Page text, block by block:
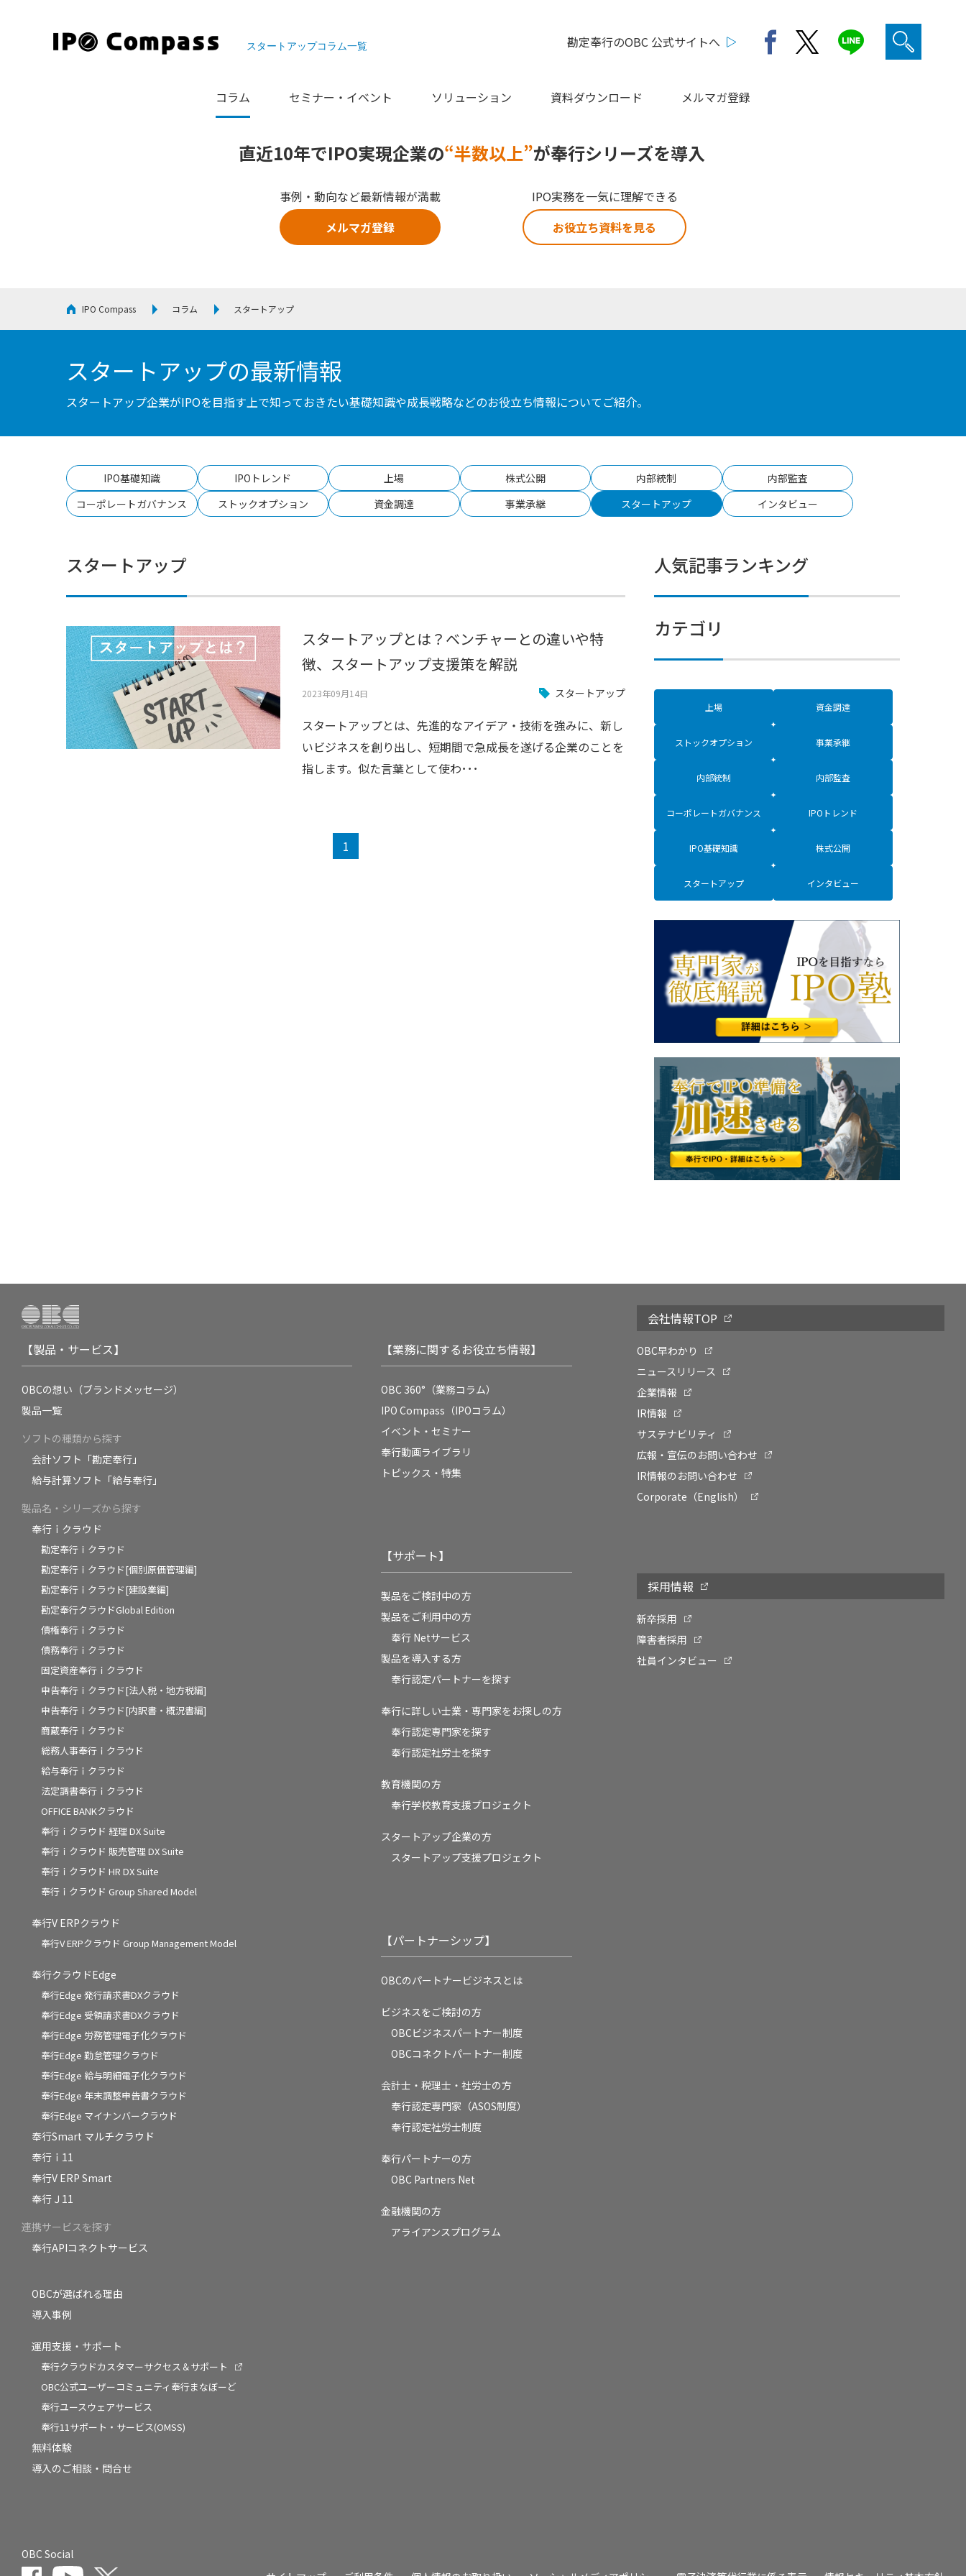
スタートアップコラム一覧 勘定奉行のOBC 公式サイトへ
コラム セミナー・イベント ソリューション 資料ダウンロード メルマガ登録
直近10年でIPO実現企業の“半数以上”が奉行シリーズを導入
事例・動向など最新情報が満載
メルマガ登録
IPO実務を一気に理解できる
お役立ち資料を見る
IPO Compass コラム スタートアップ
スタートアップの最新情報
スタートアップ企業がIPOを目指す上で知っておきたい基礎知識や成長戦略などのお役立ち情報についてご紹介。
IPO基礎知識 IPOトレンド 上場 株式公開 内部統制
内部監査
コーポレートガバナンス
ストックオプション 資金調達 事業承継 スタートアップ インタビュー
スタートアップ
スタートアップとは？ベンチャーとの違いや特
徴、スタートアップ支援策を解説
2023年09月14日 スタートアップ
スタートアップとは、先進的なアイデア・技術を強みに、新し
いビジネスを創り出し、短期間で急成長を遂げる企業のことを
指します。似た言葉として使わ･･･
1
人気記事ランキング
カテゴリ
上場 資金調達
ストックオプション 事業承継
内部統制 内部監査
コーポレートガバナンス IPOトレンド
IPO基礎知識 株式公開
スタートアップ インタビュー
【製品・サービス】
OBCの想い（ブランドメッセージ）
製品一覧
ソフトの種類から探す
会計ソフト「勘定奉行」
給与計算ソフト「給与奉行」
製品名・シリーズから探す
奉行ｉクラウド
勘定奉行ｉクラウド
勘定奉行ｉクラウド[個別原価管理編]
勘定奉行ｉクラウド[建設業編]
勘定奉行クラウドGlobal Edition
債権奉行ｉクラウド
債務奉行ｉクラウド
固定資産奉行ｉクラウド
申告奉行ｉクラウド[法人税・地方税編]
申告奉行ｉクラウド[内訳書・概況書編]
商蔵奉行ｉクラウド
総務人事奉行ｉクラウド
給与奉行ｉクラウド
法定調書奉行ｉクラウド
OFFICE BANKクラウド
奉行ｉクラウド 経理 DX Suite
奉行ｉクラウド 販売管理 DX Suite
奉行ｉクラウド HR DX Suite
奉行ｉクラウド Group Shared Model
奉行V ERPクラウド
奉行V ERPクラウド Group Management Model
奉行クラウドEdge
奉行Edge 発行請求書DXクラウド
奉行Edge 受領請求書DXクラウド
奉行Edge 労務管理電子化クラウド
奉行Edge 勤怠管理クラウド
奉行Edge 給与明細電子化クラウド
奉行Edge 年末調整申告書クラウド
奉行Edge マイナンバークラウド
奉行Smart マルチクラウド
奉行ｉ11
奉行V ERP Smart
奉行Ｊ11
連携サービスを探す
奉行APIコネクトサービス
OBCが選ばれる理由
導入事例
運用支援・サポート
奉行クラウドカスタマーサクセス＆サポート
OBC公式ユーザーコミュニティ奉行まなぼーど
奉行ユースウェアサービス
奉行11サポート・サービス(OMSS)
無料体験
導入のご相談・問合せ
【業務に関するお役立ち情報】
OBC 360°（業務コラム）
IPO Compass（IPOコラム）
イベント・セミナー
奉行動画ライブラリ
トピックス・特集
【サポート】
製品をご検討中の方
製品をご利用中の方
奉行 Netサービス
製品を導入する方
奉行認定パートナーを探す
奉行に詳しい士業・専門家をお探しの方
奉行認定専門家を探す
奉行認定社労士を探す
教育機関の方
奉⾏学校教育⽀援プロジェクト
スタートアップ企業の方
スタートアップ支援プロジェクト
【パートナーシップ】
OBCのパートナービジネスとは
ビジネスをご検討の方
OBCビジネスパートナー制度
OBCコネクトパートナー制度
会計士・税理士・社労士の方
奉行認定専門家（ASOS制度）
奉行認定社労士制度
奉行パートナーの方
OBC Partners Net
金融機関の方
アライアンスプログラム
会社情報TOP
OBC早わかり
ニュースリリース
企業情報
IR情報
サステナビリティ
広報・宣伝のお問い合わせ
IR情報のお問い合わせ
Corporate（English）
採用情報
新卒採用
障害者採用
社員インタビュー
OBC Social